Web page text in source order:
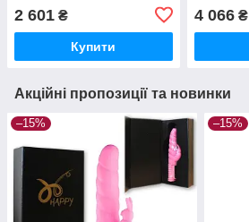
2 601 ₴
Купити
4 066₴
Акційні пропозиції та новинки
–15% –15%